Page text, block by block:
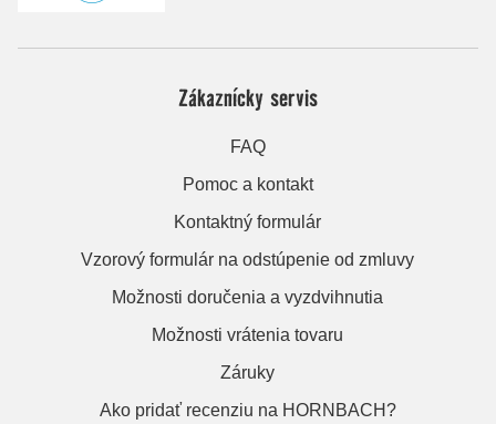
Zákaznícky servis
FAQ
Pomoc a kontakt
Kontaktný formulár
Vzorový formulár na odstúpenie od zmluvy
Možnosti doručenia a vyzdvihnutia
Možnosti vrátenia tovaru
Záruky
Ako pridať recenziu na HORNBACH?